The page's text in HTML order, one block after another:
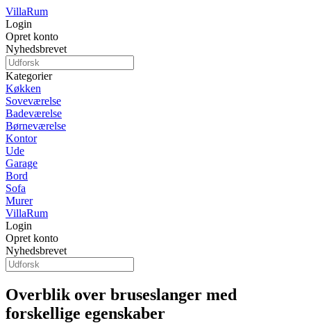
VillaRum
Login
Opret konto
Nyhedsbrevet
Kategorier
Køkken
Soveværelse
Badeværelse
Børneværelse
Kontor
Ude
Garage
Bord
Sofa
Murer
VillaRum
Login
Opret konto
Nyhedsbrevet
Overblik over bruseslanger med
forskellige egenskaber